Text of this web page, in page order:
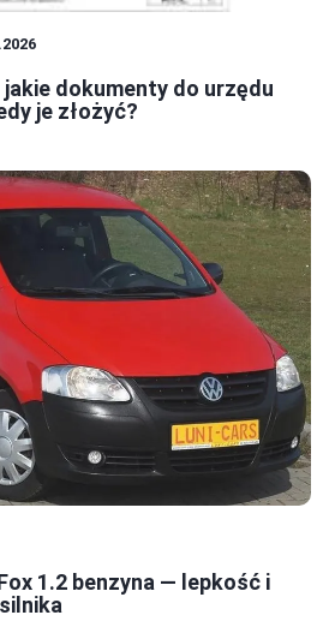
dokumenty do urzędu
je złożyć?
1.2 benzyna — lepkość i